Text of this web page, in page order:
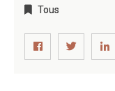
Tous